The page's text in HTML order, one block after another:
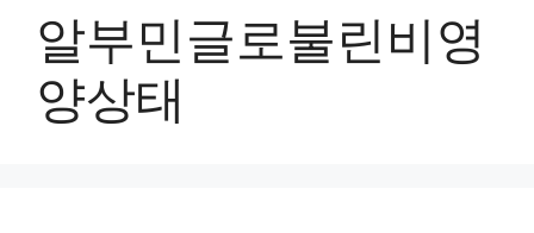
알부민글로불린비영
양상태